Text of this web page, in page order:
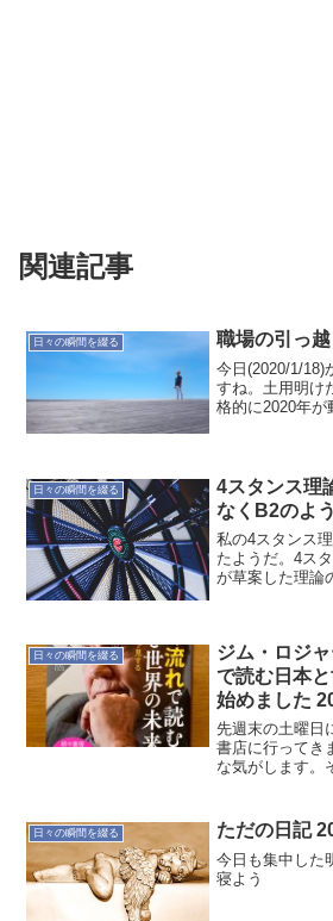
関連記事
日々の瞬間を綴る 職場の引っ越
今日(2020/1/18)
すね。土用明け
格的に2020年が
通勤時...
日々の瞬間を綴る
4スタンス理
なくB2のよ
私の4スタンス
たようだ。4ス
が草案した理論
合わせでライプ
日々の瞬間を綴る
ジム・ロジ
で読む日本
始めました
先週末の土曜日
書店に行ってき
な気がします。
ジャーズ著「お
界の未来」を読
日々の瞬間を綴る ただの日記
今日も集中した
寝よう